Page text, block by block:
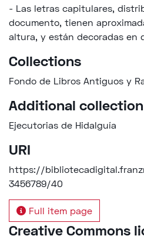
- Las letras capitulares,
documento, tienen
altura, y están decoradas en
Collections
Fondo de Libros Antiguos y
Additional
Ejecutorias de Hidalguía
URI
https://
3456789/40
Full item page
Creative Commons